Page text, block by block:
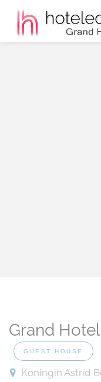
Grand
GUEST HOUSE
Koningin Astrid